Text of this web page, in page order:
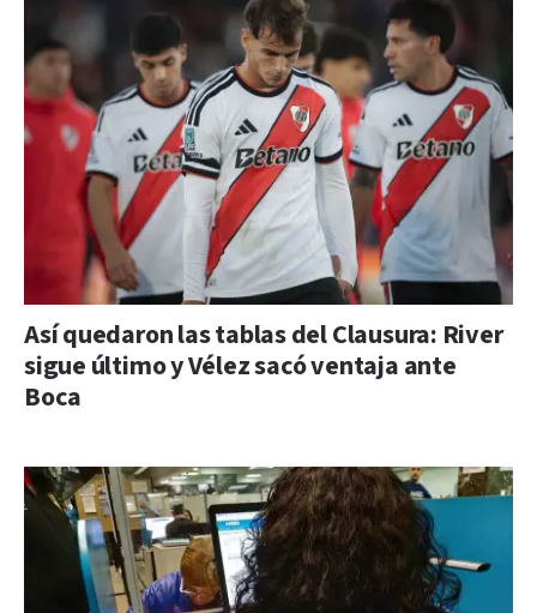
Así quedaron las tablas del Clausura: River
sigue último y Vélez sacó ventaja ante
Boca